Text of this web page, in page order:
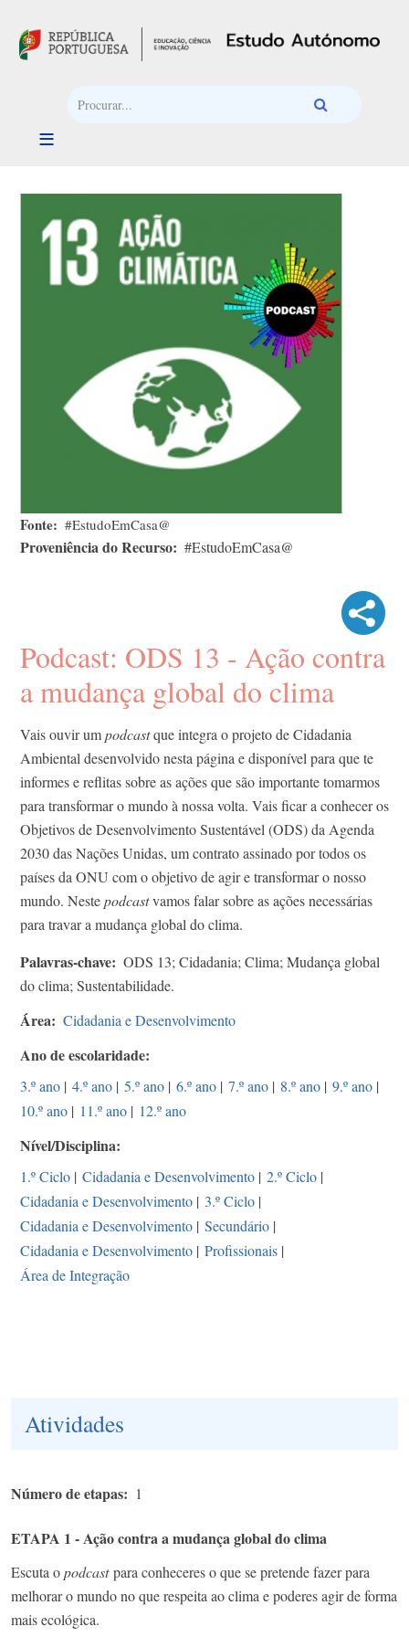
Fonte #EstudoEmCasa@
Proveniência do Recurso #EstudoEmCasa@
Podcast: ODS 13 - Ação contra
a mudança global do clima
Vais ouvir umpodcastque integra o projeto de Cidadania
Ambiental desenvolvido nesta página e disponível para que te
informes e reflitas sobre as ações que são importante tomarmos
para transformar o mundo à nossa volta. Vais ficar a conhecer os
Objetivos de Desenvolvimento Sustentável (ODS) da Agenda
2030 das Nações Unidas, um contrato assinado por todos os
países da ONU com o objetivo de agir e transformar o nosso
mundo. Nestepodcastvamos falar sobre as ações necessárias
para travar a mudança global do clima.
Palavras-chave
ODS 13; Cidadania; Clima; Mudança global
do clima; Sustentabilidade.
Área Cidadania e Desenvolvimento
Ano de escolaridade
3.º ano | 4.º ano | 5.º ano | 6.º ano | 7.º ano | 8.º ano | 9.º ano |
10.º ano | 11.º ano | 12.º ano
Nível/Disciplina
1.º Ciclo | Cidadania e Desenvolvimento | 2.º Ciclo |
Cidadania e Desenvolvimento | 3.º Ciclo |
Cidadania e Desenvolvimento | Secundário |
Cidadania e Desenvolvimento | Profissionais |
Área de Integração
Atividades
Número de etapas 1
ETAPA 1 - Ação contra a mudança global do clima
Escuta opodcastpara conheceres o que se pretende fazer para
melhorar o mundo no que respeita ao clima e poderes agir de forma
mais ecológica.